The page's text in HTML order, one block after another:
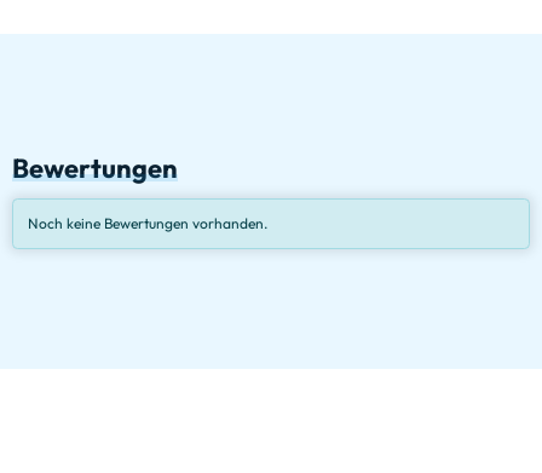
Bewertungen
Noch keine Bewertungen vorhanden.